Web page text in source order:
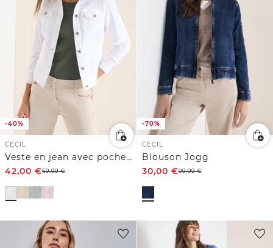
-40%
CECIL
Veste en jean avec poches poitrine et boutons
42,00 €69,99€
-70%
CECIL
Blouson Jogg
30,00 €99,99€